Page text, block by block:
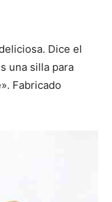
Dice el
una silla para
Fabricado